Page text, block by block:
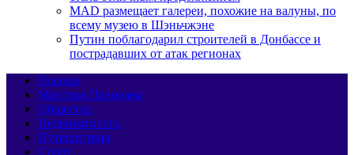
MAD размещает галереи, похожие на валуны, по
всему музею в Шэньчжэне
Путин поблагодарил строителей в Донбассе и
пострадавших от атак регионах
Главная
Мировая Панорама
Общество
Недвижимость
Путешествия
Спорт